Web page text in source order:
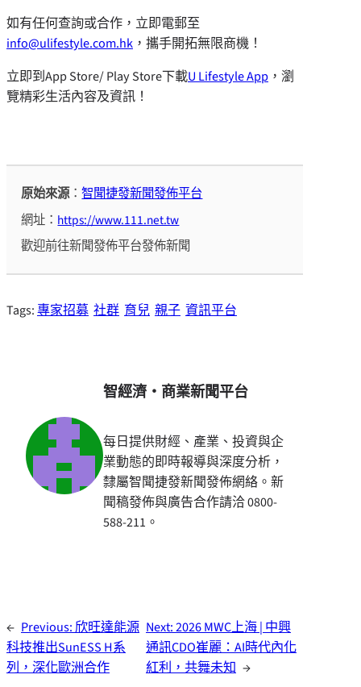
如有任何查詢或合作，立即電郵至
info@ulifestyle.com.hk ，攜手開拓無限商機！
立即到App Store/ Play Store下載U Lifestyle App ，瀏
覽精彩生活內容及資訊！
原始來源：智聞捷發新聞發佈平台
網址： https://www.111.net.tw
歡迎前往新聞發佈平台發佈新聞
Tags:專家招募 社群 育兒 親子 資訊平台
智經濟・商業新聞平台
每日提供財經、產業、投資與企
業動態的即時報導與深度分析，
隸屬智聞捷發新聞發佈網絡。新
聞稿發佈與廣告合作請洽 0800-
588-211。
← Previous:欣旺達能源
科技推出SunESS H系
列，深化歐洲合作
Next:2026 MWC上海 | 中興
通訊CDO崔麗：AI時代內化
紅利，共舞未知 →